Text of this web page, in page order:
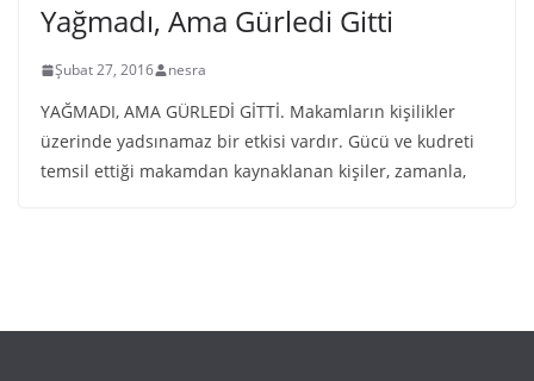
Yağmadı, Ama Gürledi Gitti
Şubat 27, 2016 nesra
YAĞMADI, AMA GÜRLEDİ GİTTİ. Makamların kişilikler
üzerinde yadsınamaz bir etkisi vardır. Gücü ve kudreti
temsil ettiği makamdan kaynaklanan kişiler, zamanla,